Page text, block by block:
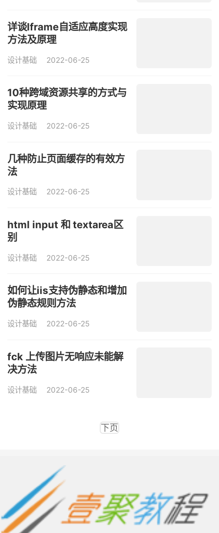
详谈Iframe自适应高度实现
方法及原理
设计基础 2022-06-25
10种跨域资源共享的方式与
实现原理
设计基础 2022-06-25
几种防止页面缓存的有效方
法
设计基础 2022-06-25
html input 和 textarea区
别
设计基础 2022-06-25
如何让iis支持伪静态和增加
伪静态规则方法
设计基础 2022-06-25
fck 上传图片无响应未能解
决方法
设计基础 2022-06-25
下页